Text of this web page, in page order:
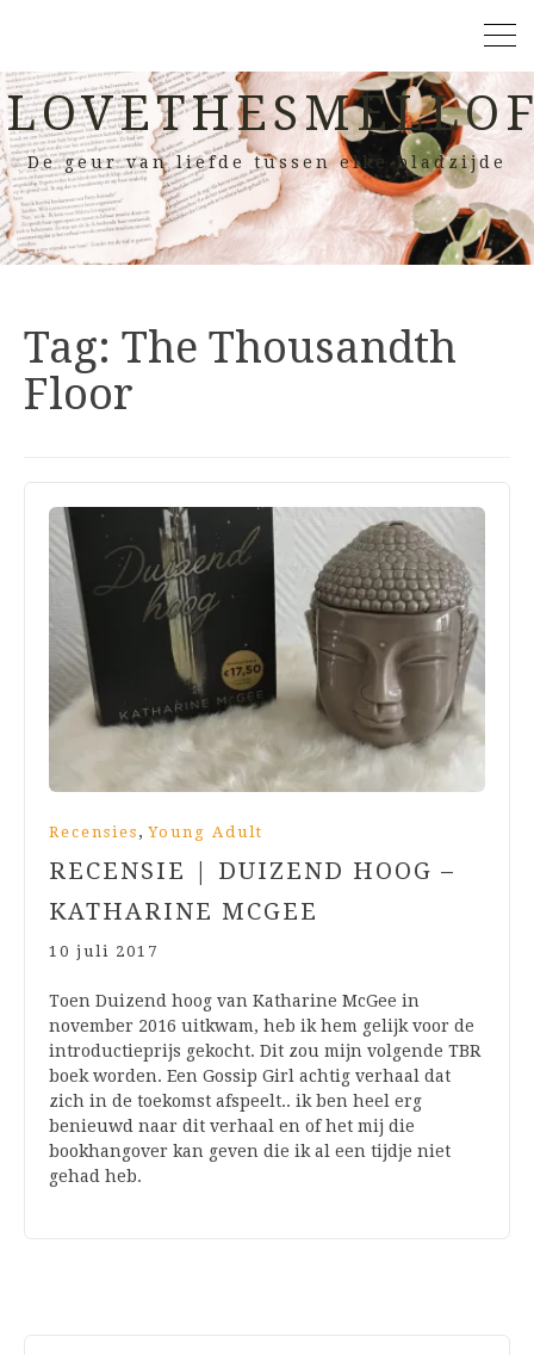
De geur van liefde tussen elke bladzijde
Tag: The Thousandth
Floor
Recensies , Young Adult
RECENSIE | DUIZEND HOOG –
KATHARINE MCGEE
10 juli 2017
Toen Duizend hoog van Katharine McGee in
november 2016 uitkwam, heb ik hem gelijk voor de
introductieprijs gekocht. Dit zou mijn volgende TBR
boek worden. Een Gossip Girl achtig verhaal dat
zich in de toekomst afspeelt.. ik ben heel erg
benieuwd naar dit verhaal en of het mij die
bookhangover kan geven die ik al een tijdje niet
gehad heb.